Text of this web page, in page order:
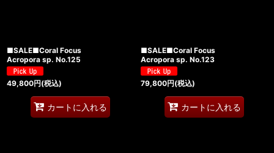
■SALE■Coral Focus
Acropora sp. No.125
49,800円(税込)
カートに入れる
■SALE■Coral Focus
Acropora sp. No.123
79,800円(税込)
カートに入れる